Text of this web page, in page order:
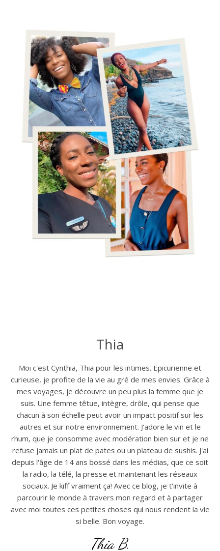
Thia
Moi c'est Cynthia, Thia pour les intimes. Epicurienne et
curieuse, je profite de la vie au gré de mes envies. Grâce à
mes voyages, je découvre un peu plus la femme que je
suis. Une femme têtue, intègre, drôle, qui pense que
chacun à son échelle peut avoir un impact positif sur les
autres et sur notre environnement. J'adore le vin et le
rhum, que je consomme avec modération bien sur et je ne
refuse jamais un plat de pates ou un plateau de sushis. J'ai
depuis l'âge de 14 ans bossé dans les médias, que ce soit
la radio, la télé, la presse et maintenant les réseaux
sociaux. Je kiff vraiment ça! Avec ce blog, je t'invite à
parcourir le monde à travers mon regard et à partager
avec moi toutes ces petites choses qui nous rendent la vie
si belle. Bon voyage.
Thia B.